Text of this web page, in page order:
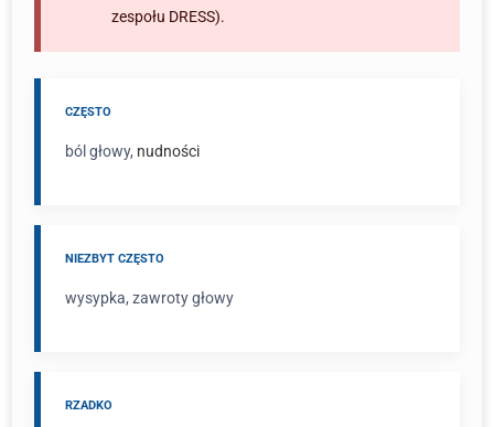
zespołu DRESS).
CZĘSTO
ból głowy, nudności
NIEZBYT CZĘSTO
wysypka, zawroty głowy
RZADKO